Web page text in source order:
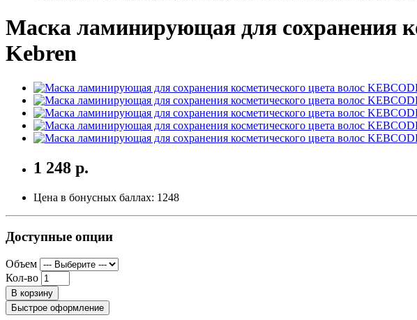
Маска ламинирующая для сохранения
Kebren
1 248 р.
Цена в бонусных баллах: 1248
Доступные опции
Объем
Кол-во
В корзину
Быстрое оформление